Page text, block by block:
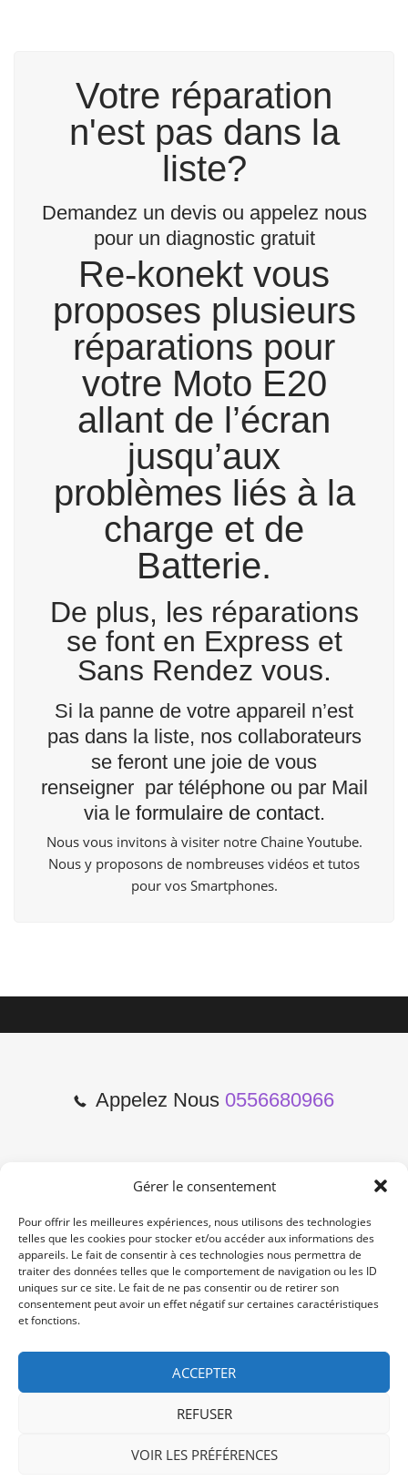
Gérer le consentement
Pour offrir les meilleures expériences, nous utilisons des technologies
telles que les cookies pour stocker et/ou accéder aux informations des
appareils. Le fait de consentir à ces technologies nous permettra de
traiter des données telles que le comportement de navigation ou les ID
uniques sur ce site. Le fait de ne pas consentir ou de retirer son
consentement peut avoir un effet négatif sur certaines caractéristiques
et fonctions.
ACCEPTER
REFUSER
VOIR LES PRÉFÉRENCES
Votre réparation
n'est pas dans la
liste?
Demandez un devis ou appelez nous
pour un diagnostic gratuit
Re-konekt vous
proposes plusieurs
réparations pour
votre Moto E20
allant de l’écran
jusqu’aux
problèmes liés à la
charge et de
Batterie.
De plus, les réparations
se font en Express et
Sans Rendez vous.
Si la panne de votre appareil n’est
pas dans la liste, nos collaborateurs
se feront une joie de vous
renseigner par téléphone ou par Mail
via le formulaire de contact.
Nous vous invitons à visiter notre Chaine Youtube.
Nous y proposons de nombreuses vidéos et tutos
pour vos Smartphones.
Appelez Nous 0556680966
2 Cours de l'Yser 33800
Bordeaux
Lun-Samedi: 10:00 -19:00
Non Stop
/ /